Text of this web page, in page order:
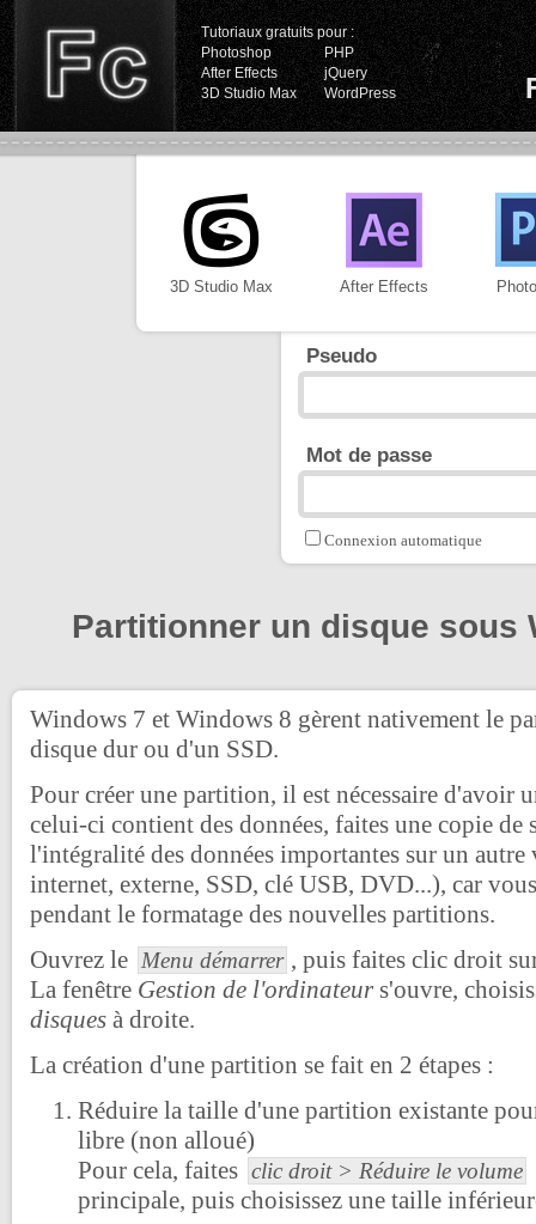
Tutoriaux gratuits pour :
Photoshop
PHP
After Effects
jQuery
3D Studio Max
WordPress
3D Studio Max After Effects
Pseudo
Mot de passe
Connexion automatique
Partitionner un disque sous
Windows 7 et Windows 8 gèrent nativement le
disque dur ou d'un SSD.
Pour créer une partition, il est nécessaire d'avoir
celui-ci contient des données, faites une copie de
l'intégralité des données importantes sur un
internet, externe, SSD, clé USB, DVD...), car
pendant le formatage des nouvelles partitions.
Ouvrez le Menu démarrer , puis faites clic droit
La fenêtre Gestion de l'ordinateurs'ouvre,
disques à droite.
La création d'une partition se fait en 2 étapes :
Réduire la taille d'une partition existante
libre (non alloué)
Pour cela, faites clic droit > Réduire le volume
principale, puis choisissez une taille